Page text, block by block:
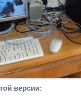
версии: